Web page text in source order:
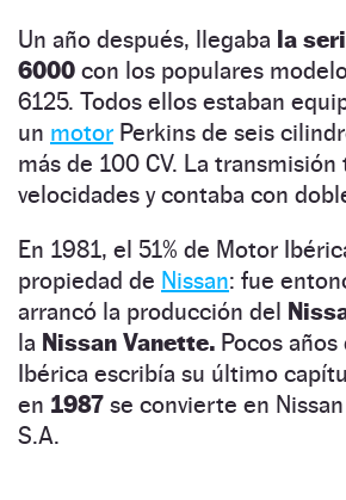
Un año después, llegaba la
6000 con los populares
6125. Todos ellos estaban
un motor Perkins de seis
más de 100 CV. La transmisión
velocidades y contaba con
En 1981, el 51% de Motor
propiedad de Nissan: fue
arrancó la producción del
la Nissan Vanette. Pocos
Ibérica escribía su último
en 1987 se convierte en
S.A.